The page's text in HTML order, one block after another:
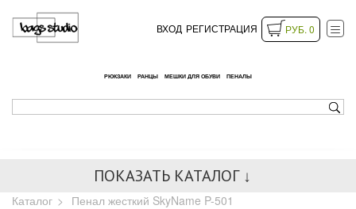
ВХОД РЕГИСТРАЦИЯ РУБ. 0
РЮКЗАКИ РАНЦЫ МЕШКИ ДЛЯ ОБУВИ ПЕНАЛЫ
ПОКАЗАТЬ КАТАЛОГ ↓
Каталог Пенал жесткий SkyName P-501